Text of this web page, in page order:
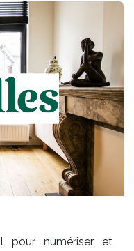
pour numériser et